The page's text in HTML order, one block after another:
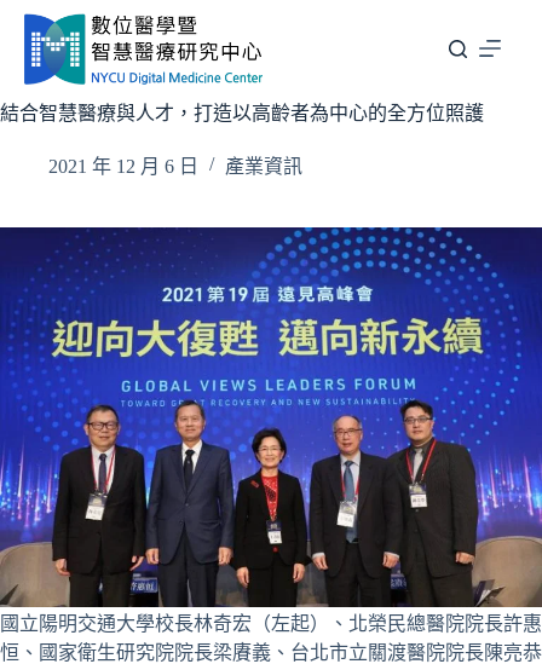
要
結合智慧醫療與人才，打造以高齡者為中心的全方位照護
2021 年 12 月 6 日 產業資訊
國立陽明交通大學校長林奇宏（左起）、北榮民總醫院院長許惠
恒、國家衛生研究院院長梁賡義、台北市立關渡醫院院長陳亮恭